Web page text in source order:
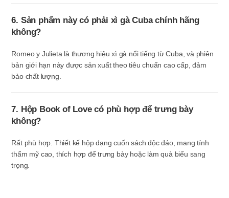
6. Sản phẩm này có phải xì gà Cuba chính hãng
không?
Romeo y Julieta là thương hiệu xì gà nổi tiếng từ Cuba, và phiên
bản giới hạn này được sản xuất theo tiêu chuẩn cao cấp, đảm
bảo chất lượng.
7. Hộp Book of Love có phù hợp để trưng bày
không?
Rất phù hợp. Thiết kế hộp dạng cuốn sách độc đáo, mang tính
thẩm mỹ cao, thích hợp để trưng bày hoặc làm quà biếu sang
trọng.